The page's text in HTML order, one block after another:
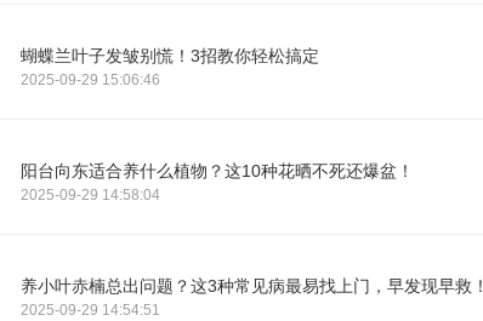
蝴蝶兰叶子发皱别慌！3招教你轻松搞定
2025-09-29 15:06:46
阳台向东适合养什么植物？这10种花晒不死还爆盆！
2025-09-29 14:58:04
养小叶赤楠总出问题？这3种常见病最易找上门，早发现早救！
2025-09-29 14:54:51